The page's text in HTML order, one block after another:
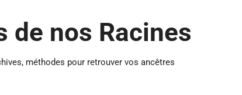
de nos Racines
méthodes pour retrouver vos ancêtres